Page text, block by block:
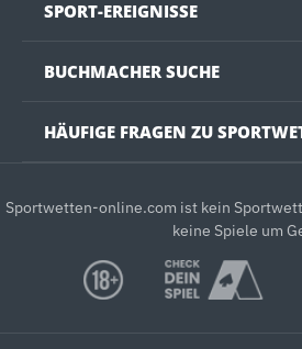
SPORT-EREIGNISSE
BUCHMACHER SUCHE
HÄUFIGE FRAGEN ZU
Sportwetten-online.com ist kein
keine Spiele um